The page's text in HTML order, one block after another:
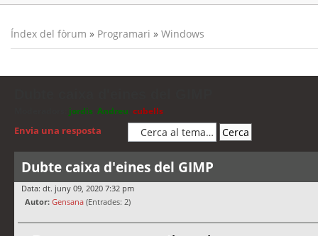
Índex del fòrum » Programari » Windows
jordis Andreu cubells
Envia una resposta
Dubte caixa d'eines del GIMP
Data: dt. juny 09, 2020 7:32 pm
Autor: Gensana (Entrades: 2)